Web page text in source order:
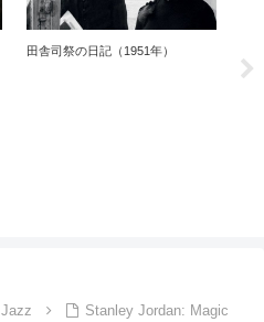
田舎司祭の日記（1951年）
（
Jazz
Stanley Jordan: Magic